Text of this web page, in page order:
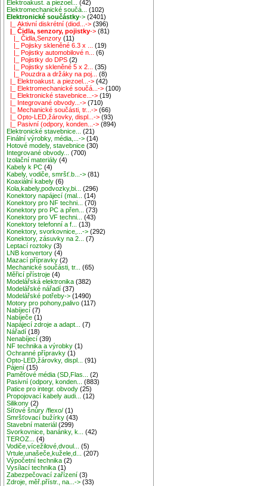
Elektroakust. a piezoel...
(42)
Elektromechanické součá...
(102)
Elektronické součástky-> (2401)
|_ Aktivní diskrétní (diod...-> (396)
|_ Čidla, senzory, pojistky-> (81)
|_ Čidla,Senzory (11)
|_ Pojisky skleněné 6.3 x ...
(19)
|_ Pojistky automobilové n...
(6)
|_ Pojistky do DPS (2)
|_ Pojistky skleněné 5 x 2...
(35)
|_ Pouzdra a držáky na poj...
(8)
|_ Elektroakust. a piezoel...-> (42)
|_ Elektromechanické součá...-> (100)
|_ Elektronické stavebnice...-> (19)
|_ Integrované obvody...-> (710)
|_ Mechanické součásti, tr...-> (66)
|_ Opto-LED,žárovky, displ...-> (93)
|_ Pasivní (odpory, konden...-> (894)
Elektronické stavebnice...
(21)
Finální výrobky, média,...-> (14)
Hotové modely, stavebnice (30)
Integrované obvody...
(700)
Izolační materiály (4)
Kabely k PC (4)
Kabely, vodiče, smršť.b...-> (81)
Koaxiální kabely (6)
Kola,kabely,podvozky,bi...
(296)
Konektory napájecí (mal...
(14)
Konektory pro NF techni...
(70)
Konektory pro PC a přen...
(73)
Konektory pro VF techni...
(43)
Konektory telefonní a f...
(13)
Konektory, svorkovnice,...-> (292)
Konektory, zásuvky na 2...
(7)
Leptací roztoky (3)
LNB konvertory (4)
Mazací přípravky (2)
Mechanické součásti, tr...
(65)
Měřicí přístroje (4)
Modelářská elektronika (382)
Modelářské nářadí (37)
Modelářské potřeby-> (1490)
Motory pro pohony,palivo (117)
Nabíjecí (7)
Nabíječe (1)
Napájecí zdroje a adapt...
(7)
Nářadí (18)
Nenabíjecí (39)
NF technika a výrobky (1)
Ochranné přípravky (1)
Opto-LED,žárovky, displ...
(91)
Pájení (15)
Paměťové média (SD,Flas...
(2)
Pasivní (odpory, konden...
(883)
Patice pro integr. obvody (25)
Propojovací kabely audi...
(12)
Silikony (2)
Síťové šnůry /flexo/ (1)
Smršťovací bužírky (43)
Stavební materiál (299)
Svorkovnice, banánky, k...
(42)
TEROZ...
(4)
Vodiče,vícežilové,dvoul...
(5)
Vrtule,unašeče,kužele,d...
(207)
Výpočetní technika (2)
Vysílací technika (1)
Zabezpečovací zařízení (3)
Zdroje, měř.přístr., na...-> (33)